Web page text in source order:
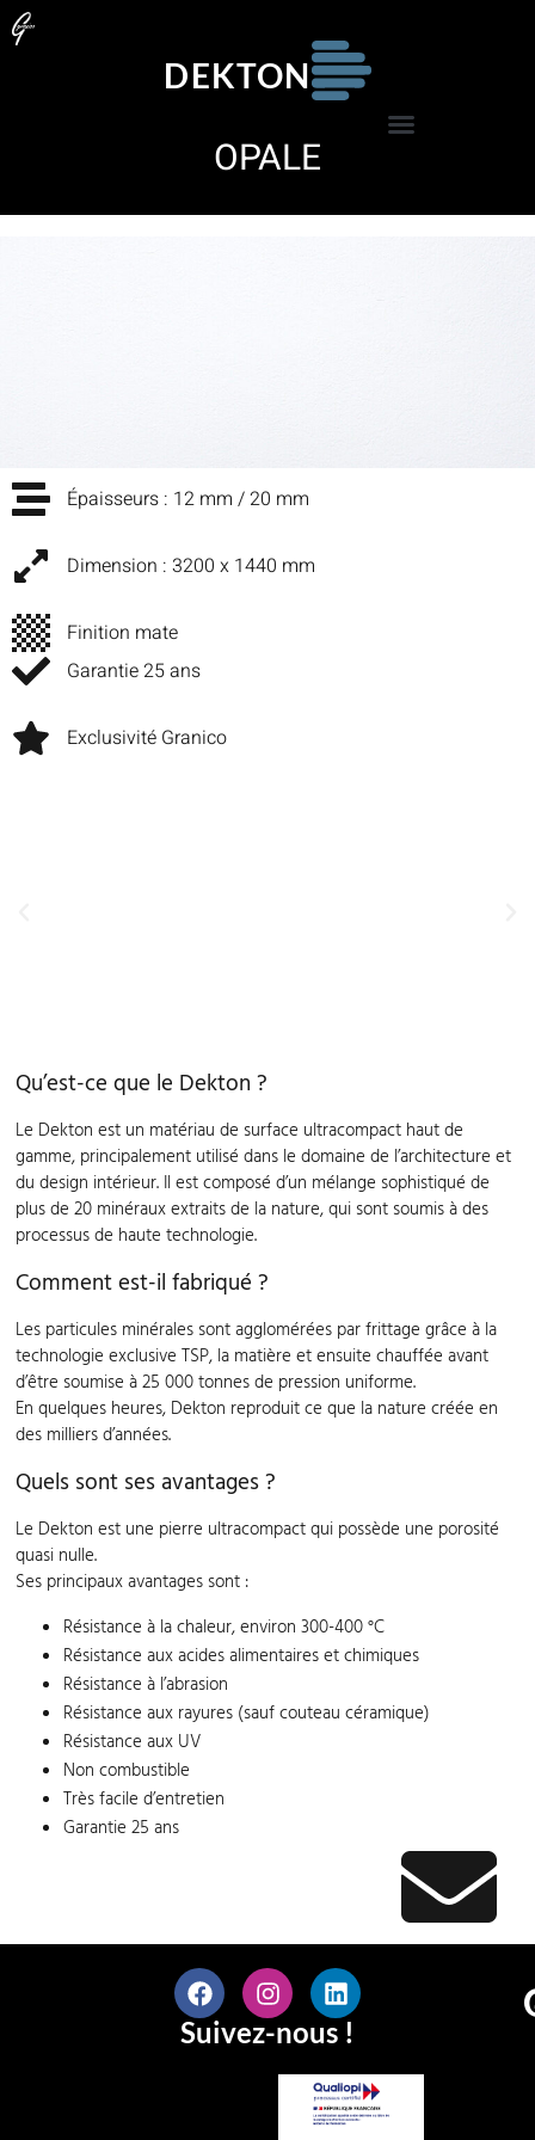
DEKTON
OPALE
Épaisseurs : 12 mm / 20 mm
Dimension : 3200 x 1440 mm
Finition mate
Garantie 25 ans
Exclusivité Granico
Qu’est-ce que le Dekton ?
Le Dekton est un matériau de surface ultracompact haut de
gamme, principalement utilisé dans le domaine de l’architecture et
du design intérieur. Il est composé d’un mélange sophistiqué de
plus de 20 minéraux extraits de la nature, qui sont soumis à des
processus de haute technologie.
Comment est-il fabriqué ?
Les particules minérales sont agglomérées par frittage grâce à la
technologie exclusive TSP, la matière et ensuite chauffée avant
d’être soumise à 25 000 tonnes de pression uniforme.
En quelques heures, Dekton reproduit ce que la nature créée en
des milliers d’années.
Quels sont ses avantages ?
Le Dekton est une pierre ultracompact qui possède une porosité
quasi nulle.
Ses principaux avantages sont :
Résistance à la chaleur, environ 300-400 °C
Résistance aux acides alimentaires et chimiques
Résistance à l’abrasion
Résistance aux rayures (sauf couteau céramique)
Résistance aux UV
Non combustible
Très facile d’entretien
Garantie 25 ans
Suivez-nous !